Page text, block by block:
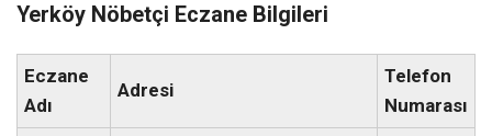
Yerköy Nöbetçi Eczane Bilgileri
Eczane
Adı
Adresi
Telefon
Numarası